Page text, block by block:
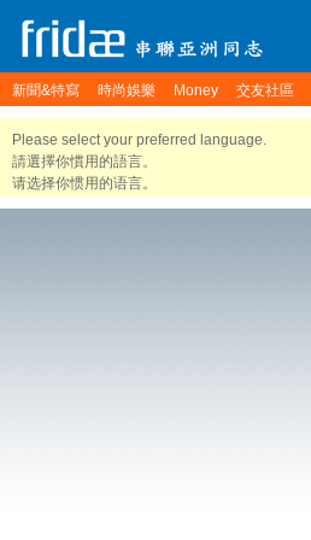
新聞&特寫 時尚娛樂 Money 交友社區
Please select your preferred language.
請選擇你慣用的語言。
请选择你惯用的语言。